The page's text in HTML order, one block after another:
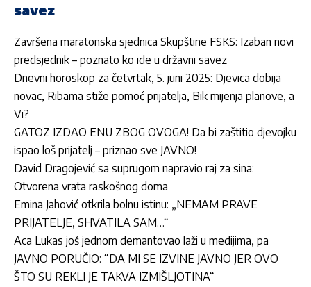
savez
Završena maratonska sjednica Skupštine FSKS: Izaban novi
predsjednik – poznato ko ide u državni savez
Dnevni horoskop za četvrtak, 5. juni 2025: Djevica dobija
novac, Ribama stiže pomoć prijatelja, Bik mijenja planove, a
Vi?
GATOZ IZDAO ENU ZBOG OVOGA! Da bi zaštitio djevojku
ispao loš prijatelj – priznao sve JAVNO!
David Dragojević sa suprugom napravio raj za sina:
Otvorena vrata raskošnog doma
Emina Jahović otkrila bolnu istinu: „NEMAM PRAVE
PRIJATELJE, SHVATILA SAM…“
Aca Lukas još jednom demantovao laži u medijima, pa
JAVNO PORUČIO: “DA MI SE IZVINE JAVNO JER OVO
ŠTO SU REKLI JE TAKVA IZMIŠLJOTINA“